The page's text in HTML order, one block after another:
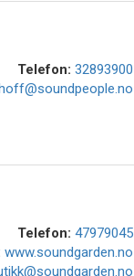
Telefon: 32893900
Telefon: 47979045
www.soundgarden.no